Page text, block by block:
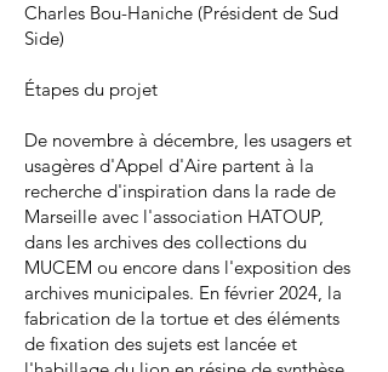
Charles Bou-Haniche (Président de Sud
Side)
Étapes du projet
De novembre à décembre, les usagers et
usagères d'Appel d'Aire partent à la
recherche d'inspiration dans la rade de
Marseille avec l'association HATOUP,
dans les archives des collections du
MUCEM ou encore dans l'exposition des
archives municipales. En février 2024, la
fabrication de la tortue et des éléments
de fixation des sujets est lancée et